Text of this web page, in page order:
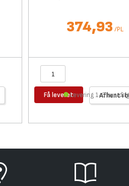
374,93 /PL
Få leveret Afhent i
Levering 1-3